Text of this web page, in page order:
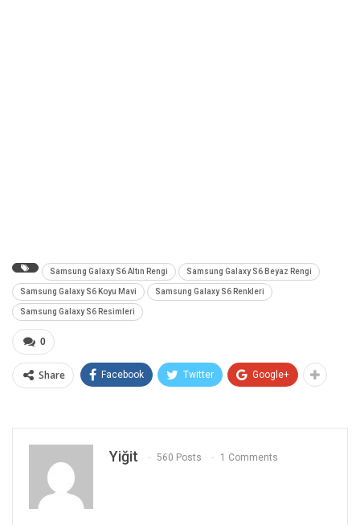
Samsung Galaxy S6 Altın Rengi Samsung Galaxy S6 Beyaz Rengi
Samsung Galaxy S6 Koyu Mavi Samsung Galaxy S6 Renkleri
Samsung Galaxy S6 Resimleri
0
Share Facebook Twitter Google+
Yiğit 560 Posts 1 Comments